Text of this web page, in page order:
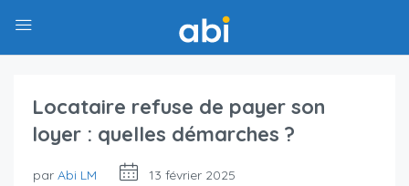
Locataire refuse de payer son
loyer : quelles démarches ?
par Abi LM
13 février 2025